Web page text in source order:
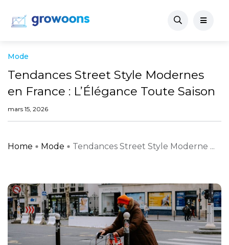
Mode
Tendances Street Style Modernes
en France : L’Élégance Toute Saison
mars 15, 2026
Home Mode Tendances Street Style Moderne ...